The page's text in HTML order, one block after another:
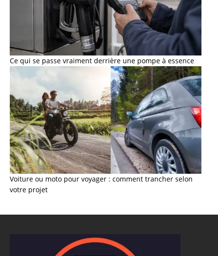
Ce qui se passe vraiment derrière une pompe à essence
Voiture ou moto pour voyager : comment trancher selon
votre projet